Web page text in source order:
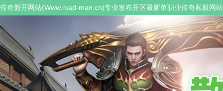
传奇新开网站(Www.mad-man.cn)专业发布开区最新单职业传奇私服网